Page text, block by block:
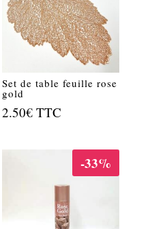
Set de table feuille rose
gold
2.50€ TTC
-33%